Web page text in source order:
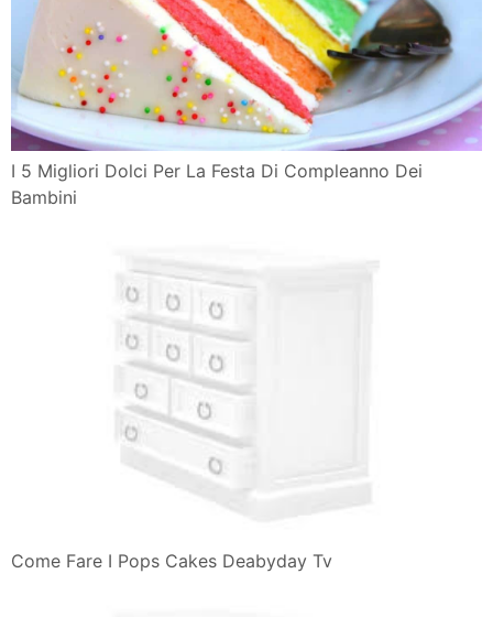
I 5 Migliori Dolci Per La Festa Di Compleanno Dei
Bambini
Come Fare I Pops Cakes Deabyday Tv